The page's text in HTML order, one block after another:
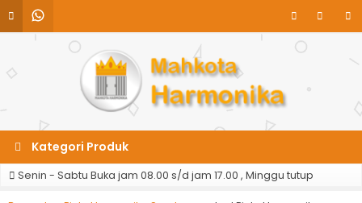
Kategori Produk
Senin - Sabtu Buka jam 08.00 s/d jam 17.00 , Minggu tutup